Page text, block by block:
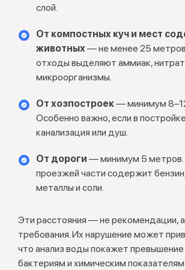
слой.
От компостных куч и мест
животных — не менее 25
отходы выделяют аммиак,
микроорганизмы.
От хозпостроек— минимум
Особенно важно, если в
канализация или душ.
От дороги — минимум 5 метров.
проезжей части содержит
металлы и соли.
Эти расстояния — не рекомендации,
требования. Их нарушение может
что анализ воды покажет
бактериям и химическим